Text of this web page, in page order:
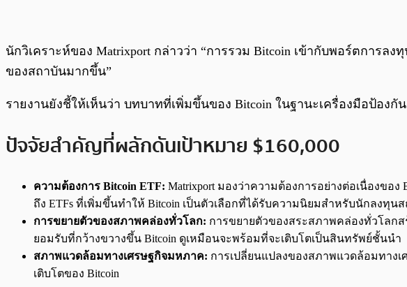
นักวิเคราะห์ของ Matrixport กล่าวว่า “การรวม Bitcoin เข้ากับพอร์ตกา
ของสถาบันมากขึ้น”
รายงานยังชี้ให้เห็นว่า บทบาทที่เพิ่มขึ้นของ Bitcoin ในฐานะเครื่องมือป้อง
ปัจจัยสำคัญที่ผลักดันเป้าหมาย $160,000
ความต้องการ Bitcoin ETF: Matrixport มองว่าความต้องการอย่างต่อเนื่องขอ
ถึง ETFs ที่เพิ่มขึ้นทำให้ Bitcoin เป็นตัวเลือกที่ได้รับความนิยมสำหรับนักลงทุน
การขยายตัวของสภาพคล่องทั่วโลก: การขยายตัวของสระสภาพคล่องทั่วโลก
ยอมรับที่กว้างขวางขึ้น Bitcoin ดูเหมือนจะพร้อมที่จะเติบโตเป็นสินทรัพย์ชั้นนำ
สภาพแวดล้อมทางเศรษฐกิจมหภาค: การเปลี่ยนแปลงของสภาพแวดล้อมทาง
เติบโตของ Bitcoin